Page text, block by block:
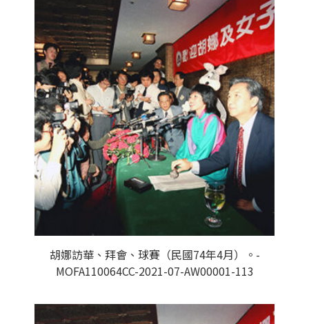
胡娜訪華、拜會、球賽（民國74年4月）。-
MOFA110064CC-2021-07-AW00001-113